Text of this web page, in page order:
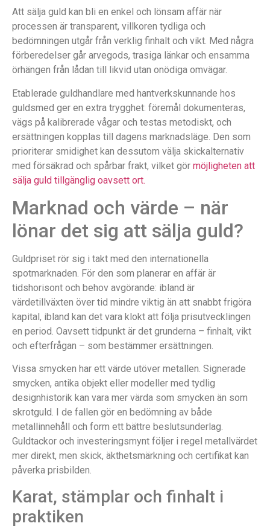
Att sälja guld kan bli en enkel och lönsam affär när
processen är transparent, villkoren tydliga och
bedömningen utgår från verklig finhalt och vikt. Med några
förberedelser går arvegods, trasiga länkar och ensamma
örhängen från lådan till likvid utan onödiga omvägar.
Etablerade guldhandlare med hantverkskunnande hos
guldsmed ger en extra trygghet: föremål dokumenteras,
vägs på kalibrerade vågar och testas metodiskt, och
ersättningen kopplas till dagens marknadsläge. Den som
prioriterar smidighet kan dessutom välja skickalternativ
med försäkrad och spårbar frakt, vilket gör möjligheten att
sälja guld tillgänglig oavsett ort.
Marknad och värde – när
lönar det sig att sälja guld?
Guldpriset rör sig i takt med den internationella
spotmarknaden. För den som planerar en affär är
tidshorisont och behov avgörande: ibland är
värdetillväxten över tid mindre viktig än att snabbt frigöra
kapital, ibland kan det vara klokt att följa prisutvecklingen
en period. Oavsett tidpunkt är det grunderna – finhalt, vikt
och efterfrågan – som bestämmer ersättningen.
Vissa smycken har ett värde utöver metallen. Signerade
smycken, antika objekt eller modeller med tydlig
designhistorik kan vara mer värda som smycken än som
skrotguld. I de fallen gör en bedömning av både
metallinnehåll och form ett bättre beslutsunderlag.
Guldtackor och investeringsmynt följer i regel metallvärdet
mer direkt, men skick, äkthetsmärkning och certifikat kan
påverka prisbilden.
Karat, stämplar och finhalt i
praktiken